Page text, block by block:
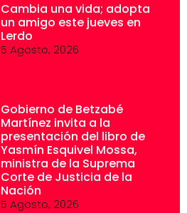
Cambia una vida; adopta
un amigo este jueves en
Lerdo
5 Agosto, 2026
Gobierno de Betzabé
Martínez invita a la
presentación del libro de
Yasmín Esquivel Mossa,
ministra de la Suprema
Corte de Justicia de la
Nación
5 Agosto, 2026